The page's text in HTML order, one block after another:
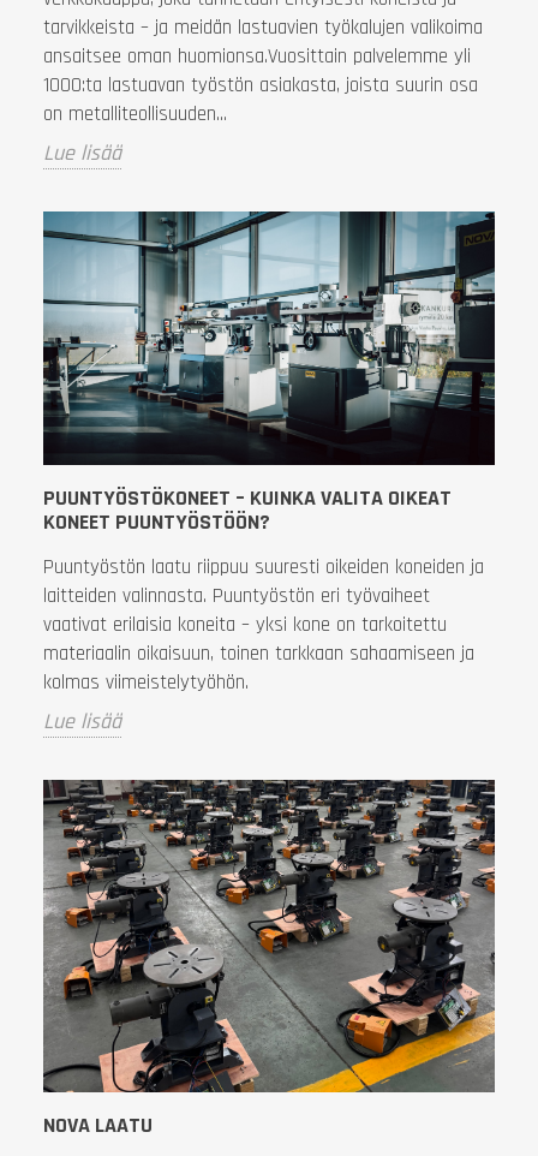
tarvikkeista – ja meidän lastuavien työkalujen valikoima
ansaitsee oman huomionsa.Vuosittain palvelemme yli
1000:ta lastuavan työstön asiakasta, joista suurin osa
on metalliteollisuuden...
Lue lisää
PUUNTYÖSTÖKONEET – KUINKA VALITA OIKEAT
KONEET PUUNTYÖSTÖÖN?
Puuntyöstön laatu riippuu suuresti oikeiden koneiden ja
laitteiden valinnasta. Puuntyöstön eri työvaiheet
vaativat erilaisia koneita – yksi kone on tarkoitettu
materiaalin oikaisuun, toinen tarkkaan sahaamiseen ja
kolmas viimeistelytyöhön.
Lue lisää
NOVA LAATU